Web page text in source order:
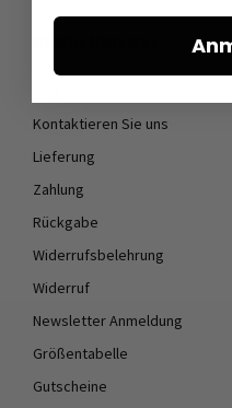
Kontaktieren Sie uns
Lieferung
Zahlung
Rückgabe
Widerrufsbelehrung
Widerruf
Newsletter Anmeldung
Größentabelle
Gutscheine